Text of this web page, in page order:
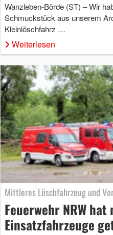
Wanzleben-Börde (ST) – Wir
Schmuckstück aus unserem
Kleinlöschfahrz …
Weiterlesen
Mittleres Löschfahrzeug und
Feuerwehr NRW hat
Einsatzfahrzeuge